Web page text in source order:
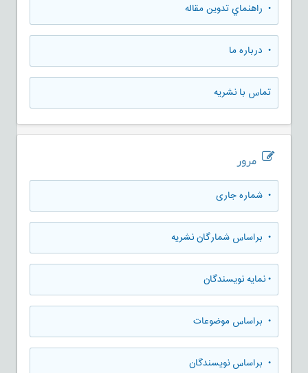
• راهنماي تدوين مقاله
• درباره ما
تماس با نشریه
مرور
• شماره جاری
• براساس شمارگان نشریه
•نمایه نویسندگان
• براساس موضوعات
• براساس نویسندگان